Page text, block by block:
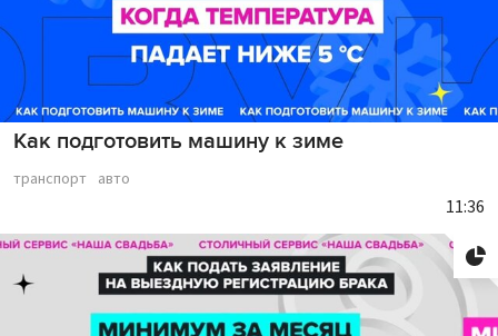
Как подготовить машину к зиме
транспорт авто
11:36